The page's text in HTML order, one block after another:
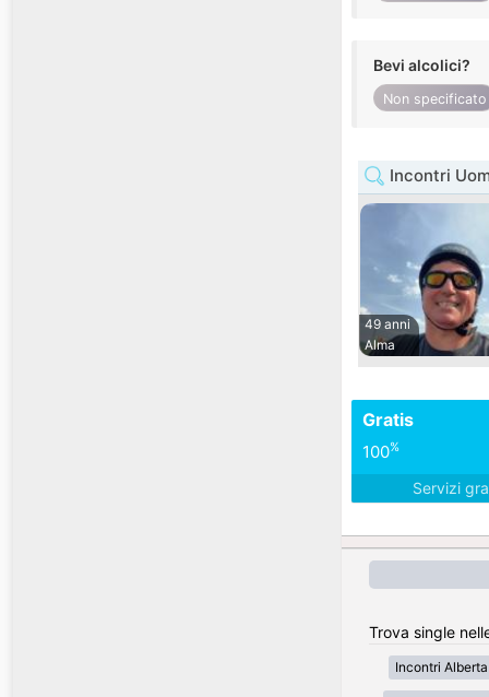
Bevi alcolici?
Non specificato
Incontri
49 anni
Alma
Gratis
100%
Servizi
Trova single
Incontri Alberta